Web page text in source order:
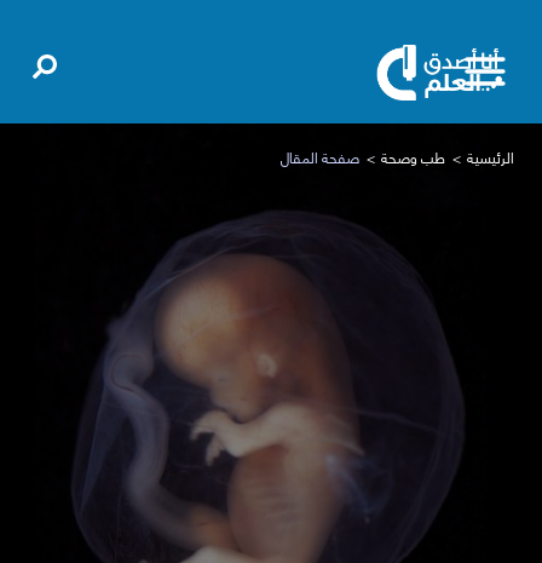
الرئيسية طب وصحة صفحة المقال